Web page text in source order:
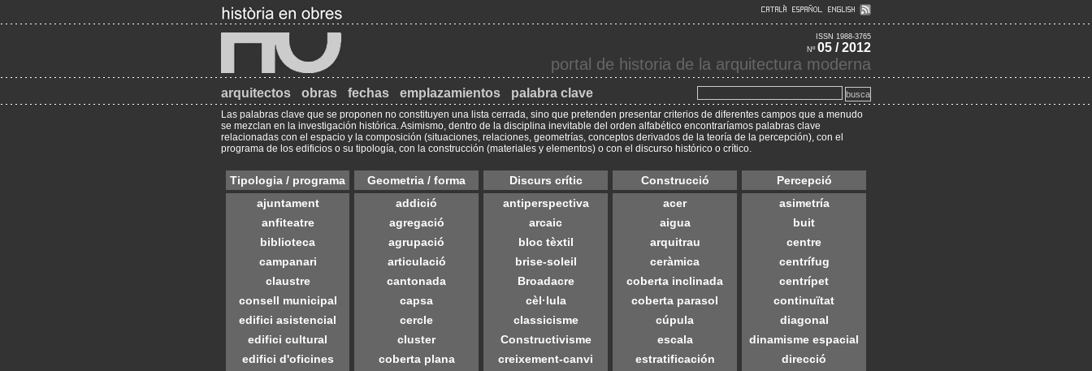
ISSN 1988-3765
Nº 05 / 2012
portal de historia de la arquitectura moderna
arquitectos obras fechas emplazamientos palabra clave
Las palabras clave que se proponen no constituyen una lista cerrada, sino que pretenden presentar criterios de diferentes campos que a menudo
se mezclan en la investigación histórica. Asimismo, dentro de la disciplina inevitable del orden alfabético encontraríamos palabras clave
relacionadas con el espacio y la composición (situaciones, relaciones, geometrías, conceptos derivados de la teoría de la percepción), con el
programa de los edificios o su tipología, con la construcción (materiales y elementos) o con el discurso histórico o crítico.
Tipologia / programa
ajuntament
anfiteatre
biblioteca
campanari
claustre
consell municipal
edifici asistencial
edifici cultural
edifici d'oficines
Geometria / forma
addició
agregació
agrupació
articulació
cantonada
capsa
cercle
cluster
coberta plana
Discurs crític
antiperspectiva
arcaic
bloc tèxtil
brise-soleil
Broadacre
cèl·lula
classicisme
Constructivisme
creixement-canvi
Construcció
acer
aigua
arquitrau
ceràmica
coberta inclinada
coberta parasol
cúpula
escala
estratificación
Percepció
asimetría
buit
centre
centrífug
centrípet
continuïtat
diagonal
dinamisme espacial
direcció